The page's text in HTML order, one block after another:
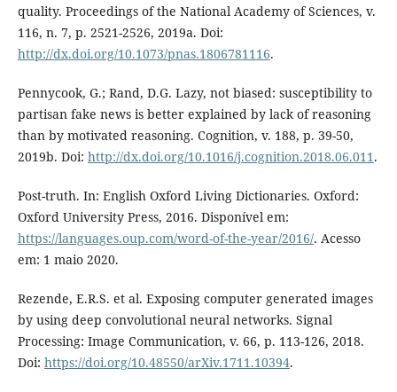
quality. Proceedings of the National Academy of Sciences, v.
116, n. 7, p. 2521-2526, 2019a. Doi:
http://dx.doi.org/10.1073/pnas.1806781116.
Pennycook, G.; Rand, D.G. Lazy, not biased: susceptibility to
partisan fake news is better explained by lack of reasoning
than by motivated reasoning. Cognition, v. 188, p. 39-50,
2019b. Doi: http://dx.doi.org/10.1016/j.cognition.2018.06.011.
Post-truth. In: English Oxford Living Dictionaries. Oxford:
Oxford University Press, 2016. Disponível em:
https://languages.oup.com/word-of-the-year/2016/. Acesso
em: 1 maio 2020.
Rezende, E.R.S. et al. Exposing computer generated images
by using deep convolutional neural networks. Signal
Processing: Image Communication, v. 66, p. 113-126, 2018.
Doi: https://doi.org/10.48550/arXiv.1711.10394.